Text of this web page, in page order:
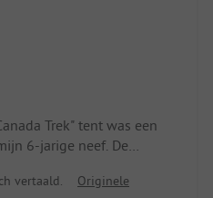
Trek" tent was een
6-jarige neef. De
vertaald.
Originele